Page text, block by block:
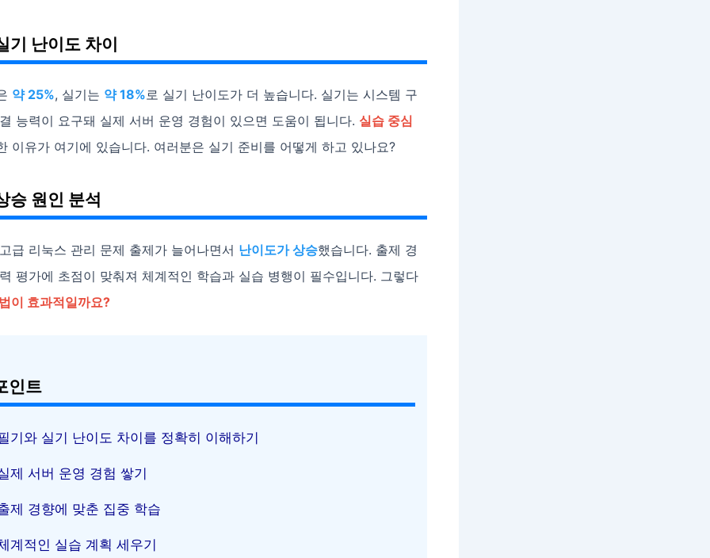
기 난이도 차이
약 25%, 실기는 약 18% 로 실기 난이도가 더 높습니다. 실기는 시스템 구
능력이 요구돼 실제 서버 운영 경험이 있으면 도움이 됩니다. 실습 중심
이유가 여기에 있습니다. 여러분은 실기 준비를 어떻게 하고 있나요?
승 원인 분석
급 리눅스 관리 문제 출제가 늘어나면서 난이도가 상승했습니다. 출제 경
평가에 초점이 맞춰져 체계적인 학습과 실습 병행이 필수입니다. 그렇다
이 효과적일까요?
인트
기와 실기 난이도 차이를 정확히 이해하기
제 서버 운영 경험 쌓기
제 경향에 맞춘 집중 학습
계적인 실습 계획 세우기